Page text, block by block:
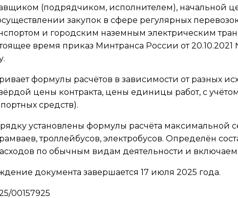
(подрядчиком, исполнителем), начальной
закупок в сфере регулярных
и городским наземным электрическим
время приказ Минтранса России от 20.10.2021
формулы расчётов в зависимости от разных
цены контракта, цены единицы работ, с
средств).
установлены формулы расчёта максимальной
троллейбусов, электробусов. Определён
по обычным видам деятельности и
документа завершается 17 июля 2025 года.
00157925